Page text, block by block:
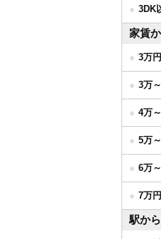
3DK
家賃
3万
3万
4万
5万
6万
7万
駅か